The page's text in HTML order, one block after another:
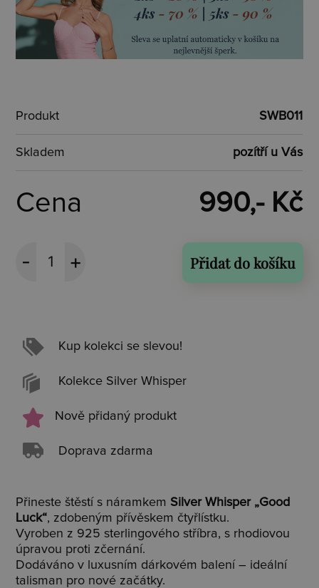
Produkt SWB011
Skladem pozítří u Vás
Cena 990,- Kč
Přidat do košíku
Kup kolekci se slevou!
Kolekce Silver Whisper
Nově přidaný produkt
Doprava zdarma
Přineste štěstí s náramkemSilver Whisper „Good
Luck“, zdobeným přívěskem čtyřlístku.
Vyroben z 925 sterlingového stříbra, s rhodiovou
úpravou proti zčernání.
Dodáváno v luxusním dárkovém balení – ideální
talisman pro nové začátky.